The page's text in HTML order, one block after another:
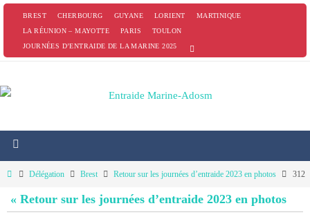
PasserBREST CHERBOURG GUYANE LORIENT
MARTINIQUE
LA RÉUNION – MAYOTTE
PARIS
TOULON
JOURNÉES D’ENTRAIDE DE LA MARINE 2025
HomeDélégation Brest Retour sur les journées d’entraide 2023 en photos 312
« Retour sur les journées d’entraide 2023 en photos